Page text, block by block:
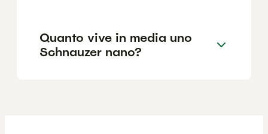
Quanto vive in media uno
Schnauzer nano?